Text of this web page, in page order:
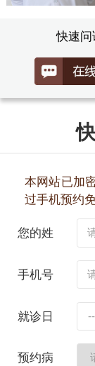
快速问
本网站已加
过手机预约
您的姓
手机号
就诊日
预约病